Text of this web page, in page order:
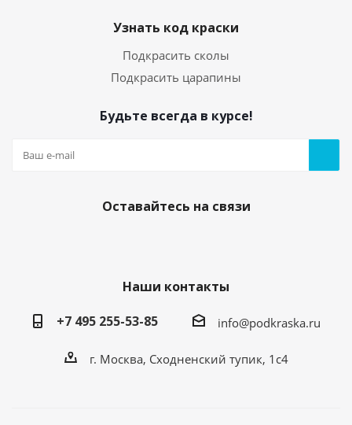
Узнать код краски
Подкрасить сколы
Подкрасить царапины
Будьте всегда в курсе!
Оставайтесь на связи
Наши контакты
+7 495 255-53-85
info@podkraska.ru
г. Москва, Сходненский тупик, 1с4